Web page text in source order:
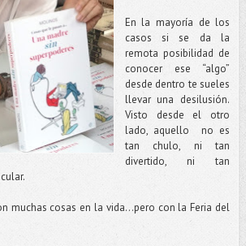
En la mayoría de los
casos si se da la
remota posibilidad de
conocer ese “algo”
desde dentro te sueles
llevar una desilusión.
Visto desde el otro
lado, aquello no es
tan chulo, ni tan
divertido, ni tan
muchas cosas en la vida…pero con la Feria del